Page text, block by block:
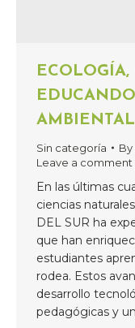
ECOLOGÍA,
AMBIENTAL
Sin categoría By
Leave a comment
En las últimas
ciencias
DEL SUR ha
que han
estudiantes
rodea. Estos
desarrollo
pedagógicas y